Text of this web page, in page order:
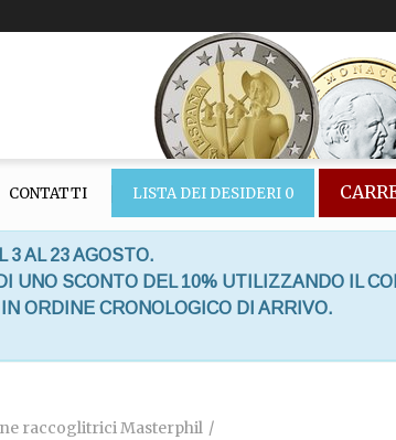
CONTATTI LISTA DEI DESIDERI 0
3 AL 23 AGOSTO.
UNO SCONTO DEL 10% UTILIZZANDO IL
ORDINE CRONOLOGICO DI ARRIVO.
raccoglitrici Masterphil